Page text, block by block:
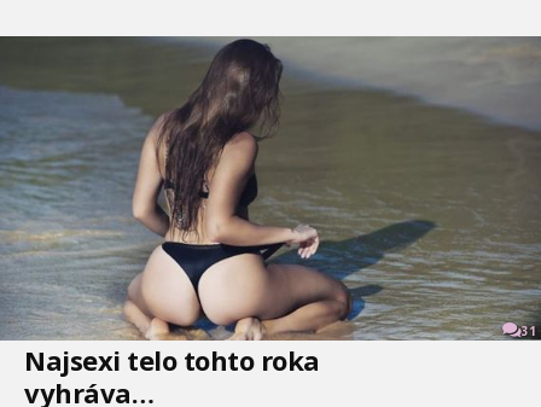
31
Najsexi telo tohto roka
vyhráva…